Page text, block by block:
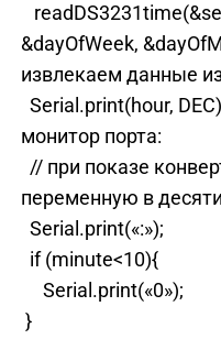
&dayOfWeek,
извлекаем данные
Serial.print(hour,
монитор порта:
// при показе
переменную в
Serial.print(«:»);
if (minute<10){
Serial.print(«0»);
}